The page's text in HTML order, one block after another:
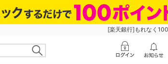
[楽天銀行]もれなく